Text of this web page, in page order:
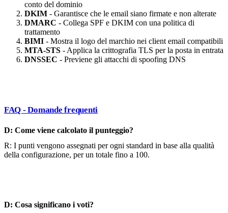
conto del dominio
DKIM - Garantisce che le email siano firmate e non alterate
DMARC - Collega SPF e DKIM con una politica di
trattamento
BIMI - Mostra il logo del marchio nei client email compatibili
MTA-STS - Applica la crittografia TLS per la posta in entrata
DNSSEC - Previene gli attacchi di spoofing DNS
FAQ - Domande frequenti
D: Come viene calcolato il punteggio?
R: I punti vengono assegnati per ogni standard in base alla qualità
della configurazione, per un totale fino a 100.
D: Cosa significano i voti?